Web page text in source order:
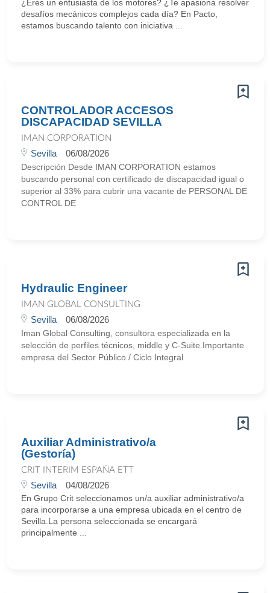
¿Eres un entusiasta de los motores? ¿Te apasiona resolver
desafíos mecánicos complejos cada día? En Pacto,
estamos buscando talento con iniciativa ...
CONTROLADOR ACCESOS
DISCAPACIDAD SEVILLA
IMAN CORPORATION
Sevilla 06/08/2026
Descripción Desde IMAN CORPORATION estamos
buscando personal con certificado de discapacidad igual o
superior al 33% para cubrir una vacante de PERSONAL DE
CONTROL DE
Hydraulic Engineer
IMAN GLOBAL CONSULTING
Sevilla 06/08/2026
Iman Global Consulting, consultora especializada en la
selección de perfiles técnicos, middle y C-Suite.Importante
empresa del Sector Público / Ciclo Integral
Auxiliar Administrativo/a
(Gestoría)
CRIT INTERIM ESPAÑA ETT
Sevilla 04/08/2026
En Grupo Crit seleccionamos un/a auxiliar administrativo/a
para incorporarse a una empresa ubicada en el centro de
Sevilla.La persona seleccionada se encargará
principalmente ...